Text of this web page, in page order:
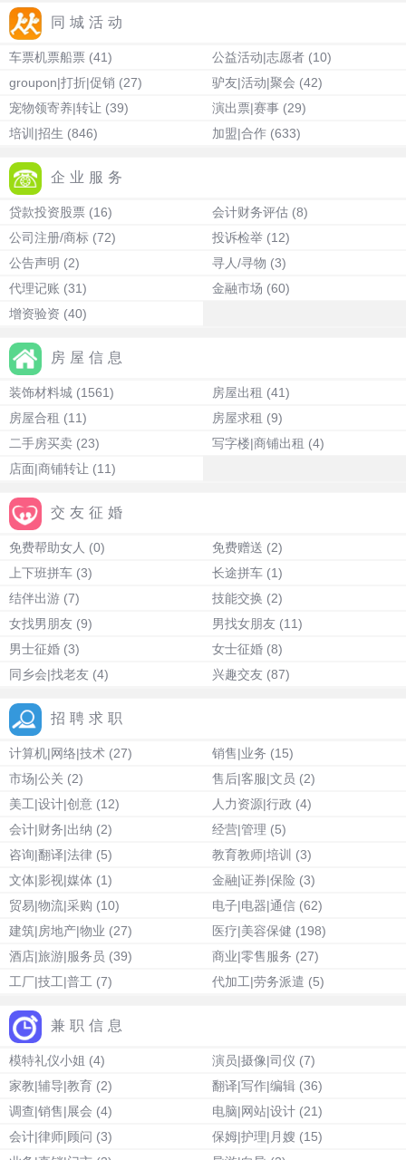
同城活动
车票机票船票 (41) 公益活动|志愿者 (10)
groupon|打折|促销 (27) 驴友|活动|聚会 (42)
宠物领寄养|转让 (39) 演出票|赛事 (29)
培训|招生 (846) 加盟|合作 (633)
企业服务
贷款投资股票 (16) 会计财务评估 (8)
公司注册/商标 (72) 投诉检举 (12)
公告声明 (2) 寻人/寻物 (3)
代理记账 (31) 金融市场 (60)
增资验资 (40)
房屋信息
装饰材料城 (1561) 房屋出租 (41)
房屋合租 (11) 房屋求租 (9)
二手房买卖 (23) 写字楼|商铺出租 (4)
店面|商铺转让 (11)
交友征婚
免费帮助女人 (0) 免费赠送 (2)
上下班拼车 (3) 长途拼车 (1)
结伴出游 (7) 技能交换 (2)
女找男朋友 (9) 男找女朋友 (11)
男士征婚 (3) 女士征婚 (8)
同乡会|找老友 (4) 兴趣交友 (87)
招聘求职
计算机|网络|技术 (27) 销售|业务 (15)
市场|公关 (2) 售后|客服|文员 (2)
美工|设计|创意 (12) 人力资源|行政 (4)
会计|财务|出纳 (2) 经营|管理 (5)
咨询|翻译|法律 (5) 教育教师|培训 (3)
文体|影视|媒体 (1) 金融|证券|保险 (3)
贸易|物流|采购 (10) 电子|电器|通信 (62)
建筑|房地产|物业 (27) 医疗|美容保健 (198)
酒店|旅游|服务员 (39) 商业|零售服务 (27)
工厂|技工|普工 (7) 代加工|劳务派遣 (5)
兼职信息
模特礼仪小姐 (4) 演员|摄像|司仪 (7)
家教|辅导|教育 (2) 翻译|写作|编辑 (36)
调查|销售|展会 (4) 电脑|网站|设计 (21)
会计|律师|顾问 (3) 保姆|护理|月嫂 (15)